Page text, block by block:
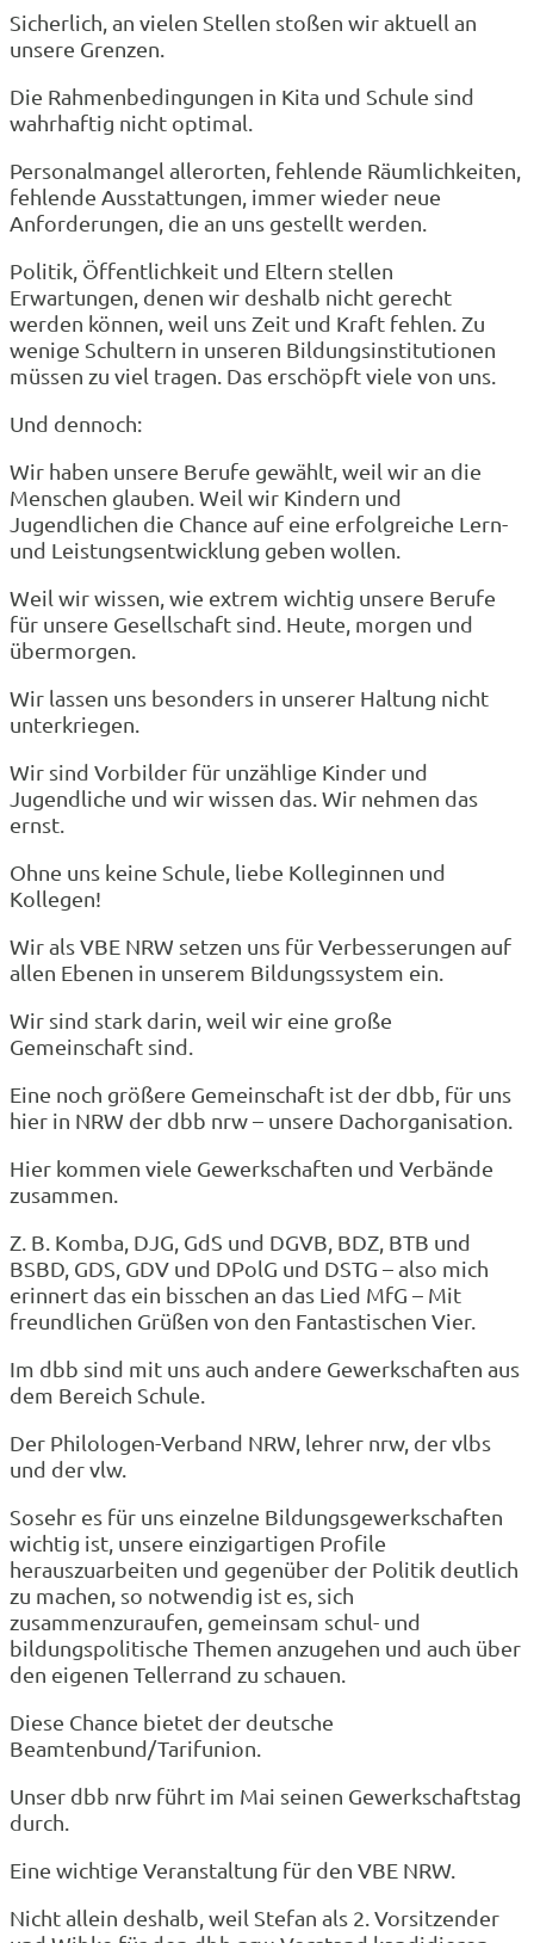
Sicherlich, an vielen Stellen stoßen wir aktuell an
unsere Grenzen.
Die Rahmenbedingungen in Kita und Schule sind
wahrhaftig nicht optimal.
Personalmangel allerorten, fehlende Räumlichkeiten,
fehlende Ausstattungen, immer wieder neue
Anforderungen, die an uns gestellt werden.
Politik, Öffentlichkeit und Eltern stellen
Erwartungen, denen wir deshalb nicht gerecht
werden können, weil uns Zeit und Kraft fehlen. Zu
wenige Schultern in unseren Bildungsinstitutionen
müssen zu viel tragen. Das erschöpft viele von uns.
Und dennoch:
Wir haben unsere Berufe gewählt, weil wir an die
Menschen glauben. Weil wir Kindern und
Jugendlichen die Chance auf eine erfolgreiche Lern-
und Leistungsentwicklung geben wollen.
Weil wir wissen, wie extrem wichtig unsere Berufe
für unsere Gesellschaft sind. Heute, morgen und
übermorgen.
Wir lassen uns besonders in unserer Haltung nicht
unterkriegen.
Wir sind Vorbilder für unzählige Kinder und
Jugendliche und wir wissen das. Wir nehmen das
ernst.
Ohne uns keine Schule, liebe Kolleginnen und
Kollegen!
Wir als VBE NRW setzen uns für Verbesserungen auf
allen Ebenen in unserem Bildungssystem ein.
Wir sind stark darin, weil wir eine große
Gemeinschaft sind.
Eine noch größere Gemeinschaft ist der dbb, für uns
hier in NRW der dbb nrw – unsere Dachorganisation.
Hier kommen viele Gewerkschaften und Verbände
zusammen.
Z. B. Komba, DJG, GdS und DGVB, BDZ, BTB und
BSBD, GDS, GDV und DPolG und DSTG – also mich
erinnert das ein bisschen an das Lied MfG – Mit
freundlichen Grüßen von den Fantastischen Vier.
Im dbb sind mit uns auch andere Gewerkschaften aus
dem Bereich Schule.
Der Philologen-Verband NRW, lehrer nrw, der vlbs
und der vlw.
Sosehr es für uns einzelne Bildungsgewerkschaften
wichtig ist, unsere einzigartigen Profile
herauszuarbeiten und gegenüber der Politik deutlich
zu machen, so notwendig ist es, sich
zusammenzuraufen, gemeinsam schul- und
bildungspolitische Themen anzugehen und auch über
den eigenen Tellerrand zu schauen.
Diese Chance bietet der deutsche
Beamtenbund/Tarifunion.
Unser dbb nrw führt im Mai seinen Gewerkschaftstag
durch.
Eine wichtige Veranstaltung für den VBE NRW.
Nicht allein deshalb, weil Stefan als 2. Vorsitzender